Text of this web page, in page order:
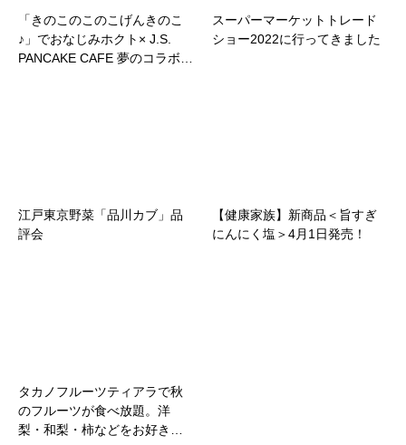
「きのこのこのこげんきのこ
♪」でおなじみ​ホクト× J.S.
PANCAKE CAFE 夢のコラボ​…
スーパーマーケットトレード
ショー2022に行ってきました
江戸東京野菜「品川カブ」品
評会
【健康家族】新商品＜旨すぎ
にんにく塩＞4月1日発売！
タカノフルーツティアラで秋
のフルーツが食べ放題。洋
梨・和梨・柿などをお好き…